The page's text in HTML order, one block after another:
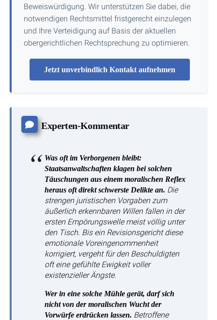
Beweiswürdigung. Wir unterstützen Sie dabei, die
notwendigen Rechtsmittel fristgerecht einzulegen
und Ihre Verteidigung auf Basis der aktuellen
obergerichtlichen Rechtsprechung zu optimieren.
Jetzt unverbindlich Kontakt aufnehmen
Experten-Kommentar
Was oft im Verborgenen bleibt:
Staatsanwaltschaften klagen bei solchen
Täuschungen aus einem moralischen Reflex
heraus oft direkt schwerste Delikte an. Die
strengen juristischen Vorgaben zum
äußerlich erkennbaren Willen fallen in der
ersten Empörungswelle meist völlig unter
den Tisch. Bis ein Revisionsgericht diese
emotionale Voreingenommenheit
korrigiert, vergeht für den Beschuldigten
oft eine gefühlte Ewigkeit voller
existenzieller Ängste.
Wer in eine solche Mühle gerät, darf sich
nicht von der moralischen Wucht der
Vorwürfe erdrücken lassen. Betroffene